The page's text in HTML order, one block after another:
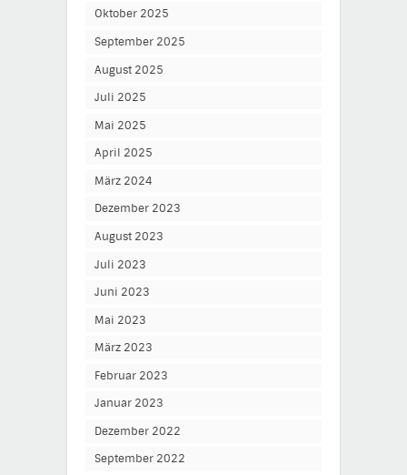
Oktober 2025
September 2025
August 2025
Juli 2025
Mai 2025
April 2025
März 2024
Dezember 2023
August 2023
Juli 2023
Juni 2023
Mai 2023
März 2023
Februar 2023
Januar 2023
Dezember 2022
September 2022